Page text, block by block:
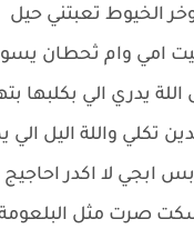
الخيوط تعبتني حيل
امي وام ثحطان
يدري الي بكلبها
تكلي واللة اليل الي
ابجي لا اكدر احاجيج
صرت مثل